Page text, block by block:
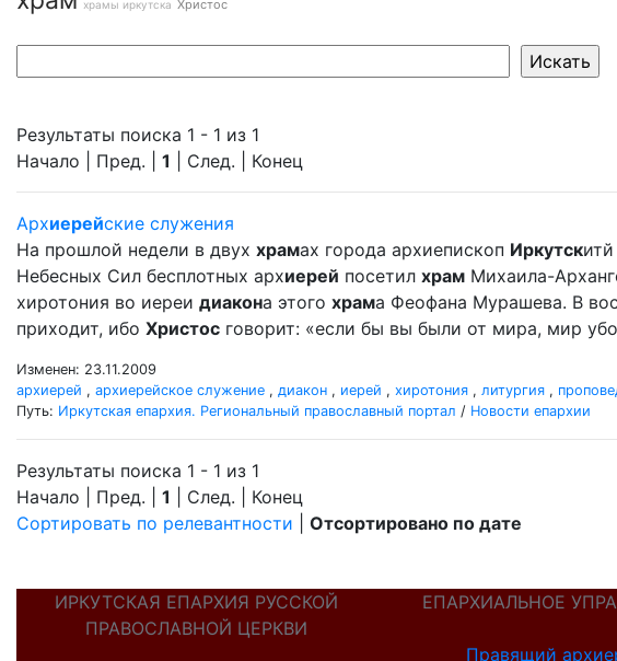
храмы иркутска Христос
Результаты поиска 1 - 1 из 1
Начало | Пред. | 1 | След. | Конец
Архиерейские служения
На прошлой недели в двух храмах города архиепископ Иркутск
Небесных Сил бесплотных архиерей посетил храм Михаила-
хиротония во иереи диакона этого храма Феофана Мурашева. В
приходит, ибо Христос говорит: «если бы вы были от мира, мир
Изменен: 23.11.2009
архиерей , архиерейское служение , диакон , иерей , хиротония , литургия ,
Путь: Иркутская епархия. Региональный православный портал / Новости епархии
Результаты поиска 1 - 1 из 1
Начало | Пред. | 1 | След. | Конец
Сортировать по релевантности
Отсортировано по дате
ИРКУТСКАЯ ЕПАРХИЯ РУССКОЙ
ПРАВОСЛАВНОЙ ЦЕРКВИ
ЕПАРХИАЛЬНОЕ
Правящий